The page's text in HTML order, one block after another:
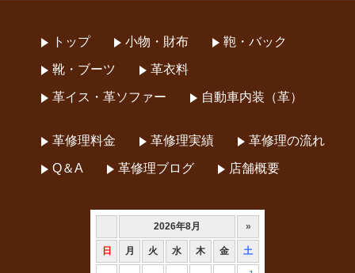
トップ 小物・財布 鞄・バック
靴・ブーツ 革衣料
革イス・革ソファー 自動車内装（革）
革修理料金 革修理実績 革修理の流れ
Q＆A 革修理ブログ 店舗概要